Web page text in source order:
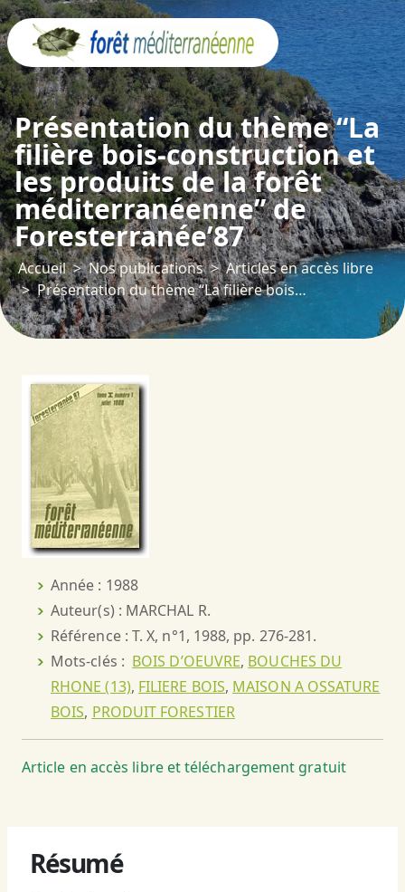
Présentation du thème “La
filière bois-construction et
les produits de la forêt
méditerranéenne” de
Foresterranée’87
Accueil Nos publications
Articles en accès libre
Présentation du thème “La filière bois-construction et les produits de la forêt méditerranéenne” de Foresterranée’87
Année : 1988
Auteur(s) : MARCHAL R.
Référence : T. X, n°1, 1988, pp. 276-281.
Mots-clés : BOIS D’OEUVRE, BOUCHES DU
RHONE (13), FILIERE BOIS, MAISON A OSSATURE
BOIS, PRODUIT FORESTIER
Article en accès libre et téléchargement gratuit
Résumé
Panneau de gestion des cookies